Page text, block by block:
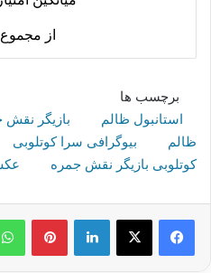
از مجموع
برچسب ها
استانبول ظالم
بازیگر نقش
ظالم
بیوگرافی سرا کوتلوبی
کوتلوبی بازیگر نقش جمره
لینکدین